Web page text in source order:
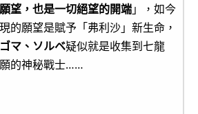
望，也是一切絕望的開端」，如今
的願望是賦予「弗利沙」新生命，
マ、ソルベ疑似就是收集到七龍
的神秘戰士……